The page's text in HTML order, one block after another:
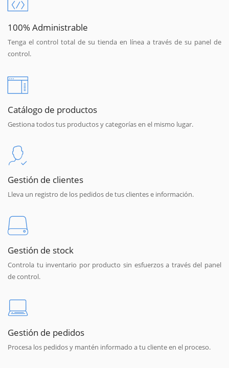
100% Administrable
Tenga el control total de su tienda en línea a través de su panel de
control.
Catálogo de productos
Gestiona todos tus productos y categorías en el mismo lugar.
Gestión de clientes
Lleva un registro de los pedidos de tus clientes e información.
Gestión de stock
Controla tu inventario por producto sin esfuerzos a través del panel
de control.
Gestión de pedidos
Procesa los pedidos y mantén informado a tu cliente en el proceso.